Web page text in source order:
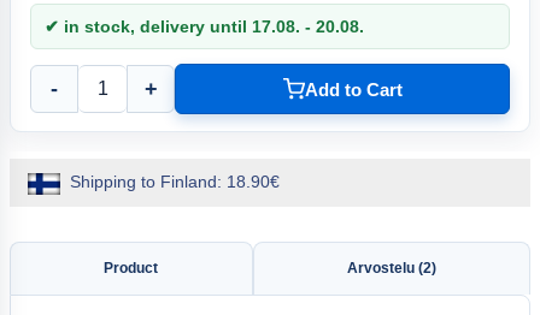
✔ in stock, delivery until 17.08. - 20.08.
- + Add to Cart
Shipping to Finland: 18.90€
Product Arvostelu (2)